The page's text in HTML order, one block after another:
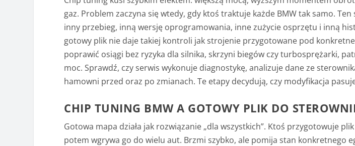
gaz. Problem zaczyna się wtedy, gdy ktoś traktuje każde BMW tak samo.
inny przebieg, inną wersję oprogramowania, inne zużycie osprzętu i inną
gotowy plik nie daje takiej kontroli jak strojenie przygotowane pod konkretne
poprawić osiągi bez ryzyka dla silnika, skrzyni biegów czy turbosprężarki,
moc. Sprawdź, czy serwis wykonuje diagnostykę, analizuje dane ze
hamowni przed oraz po zmianach. Te etapy decydują, czy modyfikacja
CHIP TUNING BMW A GOTOWY PLIK DO
Gotowa mapa działa jak rozwiązanie „dla wszystkich”. Ktoś przygotowuje
potem wgrywa go do wielu aut. Brzmi szybko, ale pomija stan konkretnego